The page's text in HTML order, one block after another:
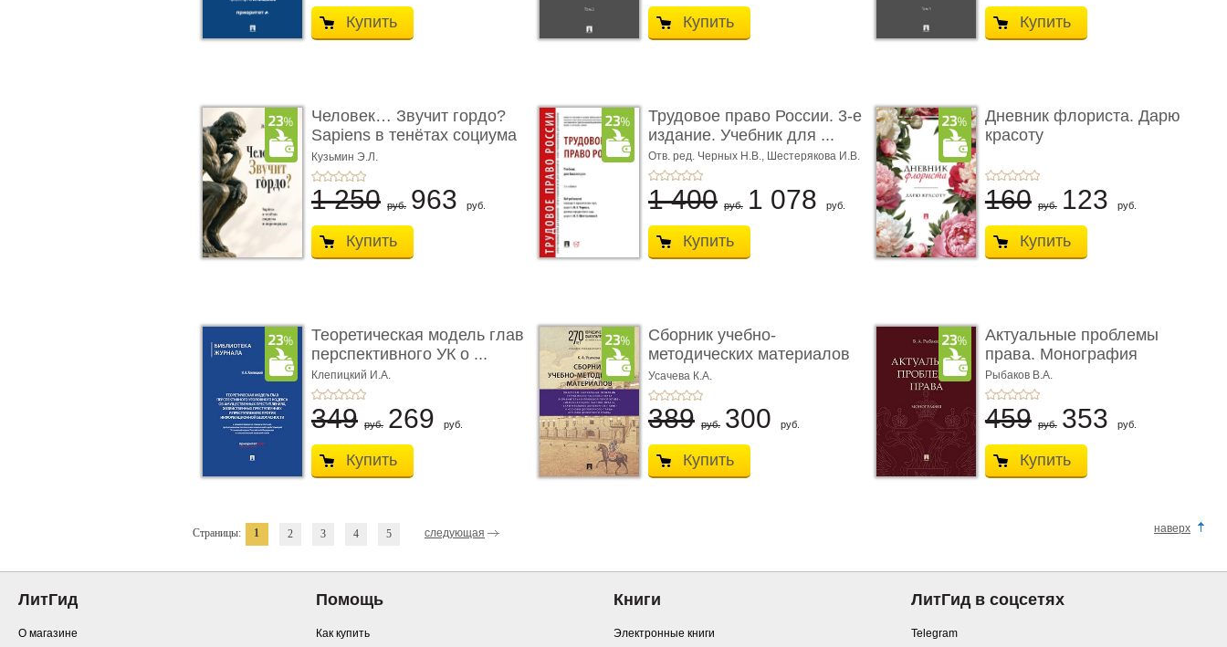
Купить Купить Купить
Человек… Звучит гордо?
Sapiens в тенётах социума
� ...
Кузьмин Э.Л.
1 250 руб. 963 руб.
Купить
Трудовое право России. 3-е
издание. Учебник для ...
Отв. ред. Черных Н.В., Шестерякова И.В.
1 400 руб. 1 078 руб.
Купить
Дневник флориста. Дарю
красоту
160 руб. 123 руб.
Купить
Теоретическая модель глав
перспективного УК о ...
Клепицкий И.А.
349 руб. 269 руб.
Купить
Сборник учебно-
методических материалов
по кур ...
Усачева К.А.
389 руб. 300 руб.
Купить
Актуальные проблемы
права. Монография
Рыбаков В.А.
459 руб. 353 руб.
Купить
Страницы: 1 2 3 4 5 следующая наверх
ЛитГид
О магазине
Помощь
Как купить
Книги
Электронные книги
ЛитГид в соцсетях
Telegram